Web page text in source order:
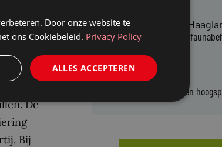
korte
De
Bij
Omgevingsdienst
Jurist Omgevingsrecht
Enexis zoekt een
Rentmeester midden- en
Door onze website te
ons Cookiebeleid. Privacy Policy
ALLES ACCEPTEREN